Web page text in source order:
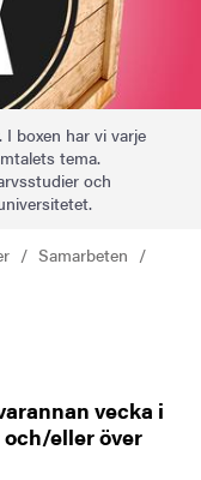
boxen har vi varje
tema.
och
Samarbeten
vecka i
eller över